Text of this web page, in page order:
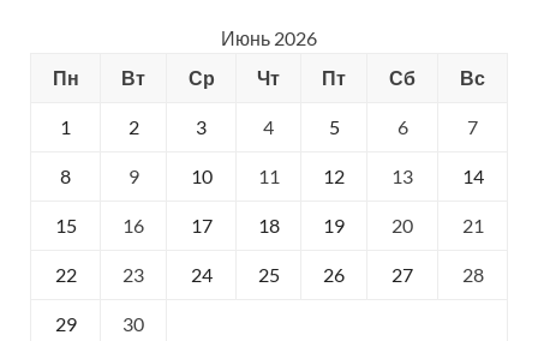
Июнь 2026
Пн
Вт Ср Чт Пт Сб Вс
1 2 3 4 5 6 7
8 9 10 11 12 13 14
15 16 17 18 19 20 21
22 23 24 25 26 27 28
29 30